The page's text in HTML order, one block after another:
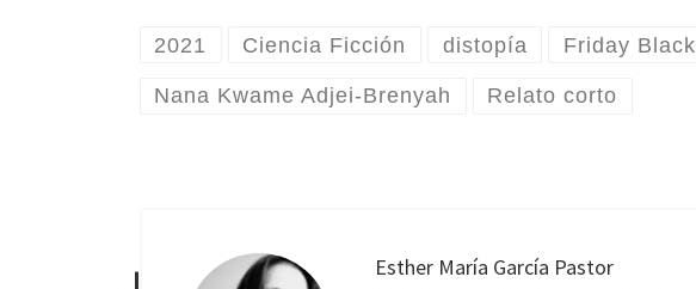
2021 Ciencia Ficción distopía Friday Black
Nana Kwame Adjei-Brenyah Relato corto
Esther María García Pastor